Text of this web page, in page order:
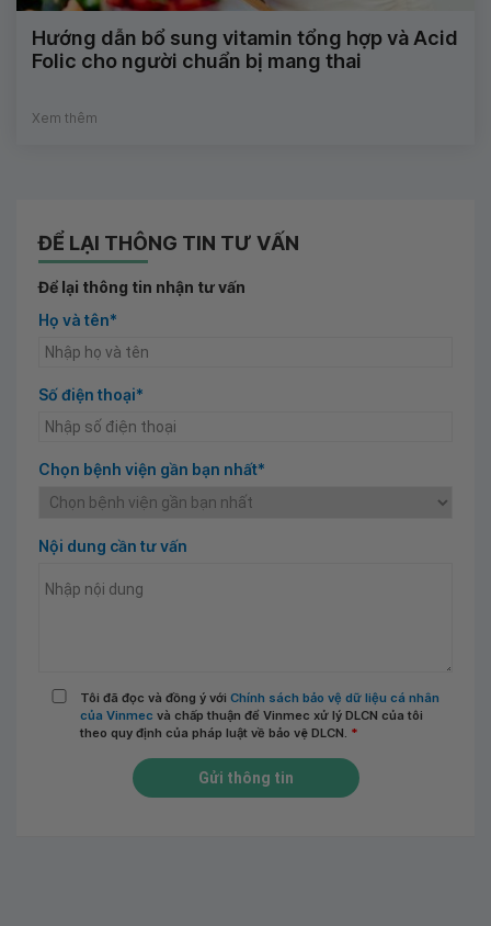
Hướng dẫn bổ sung vitamin tổng hợp và Acid
Folic cho người chuẩn bị mang thai
Xem thêm
ĐỂ LẠI THÔNG TIN TƯ VẤN
Để lại thông tin nhận tư vấn
Họ và tên*
Số điện thoại*
Chọn bệnh viện gần bạn nhất*
Nội dung cần tư vấn
Tôi đã đọc và đồng ý với Chính sách bảo vệ dữ liệu cá nhân
của Vinmec và chấp thuận để Vinmec xử lý DLCN của tôi
theo quy định của pháp luật về bảo vệ DLCN. *
Gửi thông tin